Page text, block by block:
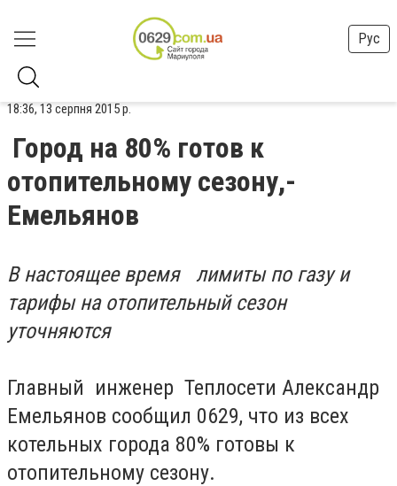
Рус
18:36, 13 серпня 2015 р.
Город на 80% готов к
отопительному сезону,-
Емельянов
В настоящее время лимиты по газу и
тарифы на отопительный сезон
уточняются
Главный инженер Теплосети Александр
Емельянов сообщил 0629, что из всех
котельных города 80% готовы к
отопительному сезону.